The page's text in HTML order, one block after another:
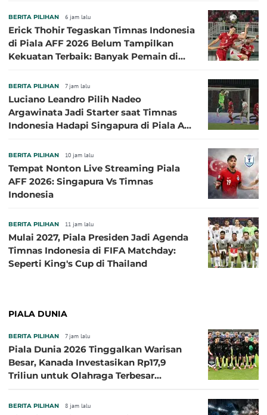
BERITA PILIHAN 6 jam lalu
Erick Thohir Tegaskan Timnas Indonesia
di Piala AFF 2026 Belum Tampilkan
Kekuatan Terbaik: Banyak Pemain di
BERITA PILIHAN 7 jam lalu
Luciano Leandro Pilih Nadeo
Argawinata Jadi Starter saat Timnas
Indonesia Hadapi Singapura di Piala AFF
BERITA PILIHAN 10 jam lalu
Tempat Nonton Live Streaming Piala
AFF 2026: Singapura Vs Timnas
Indonesia
BERITA PILIHAN 11 jam lalu
Mulai 2027, Piala Presiden Jadi Agenda
Timnas Indonesia di FIFA Matchday:
Seperti King's Cup di Thailand
PIALA DUNIA
BERITA PILIHAN 7 jam lalu
Piala Dunia 2026 Tinggalkan Warisan
Besar, Kanada Investasikan Rp17,9
Triliun untuk Olahraga Terbesar
BERITA PILIHAN 8 jam lalu